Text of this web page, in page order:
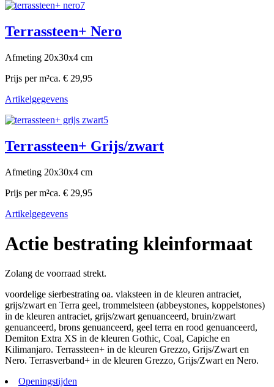
Terrassteen+ Nero
Afmeting 20x30x4 cm
Prijs per m²ca. € 29,95
Artikelgegevens
Terrassteen+ Grijs/zwart
Afmeting 20x30x4 cm
Prijs per m²ca. € 29,95
Artikelgegevens
Actie bestrating kleinformaat
Zolang de voorraad strekt.
voordelige sierbestrating oa. vlaksteen in de kleuren antraciet,
grijs/zwart en Terra geel, trommelsteen (abbeystones, koppelstones)
in de kleuren antraciet, grijs/zwart genuanceerd, bruin/zwart
genuanceerd, brons genuanceerd, geel terra en rood genuanceerd,
Demiton Extra XS in de kleuren Gothic, Coal, Capiche en
Kilimanjaro. Terrassteen+ in de kleuren Grezzo, Grijs/Zwart en
Nero. Terrasverband+ in de kleuren Grezzo, Grijs/Zwart en Nero.
Openingstijden